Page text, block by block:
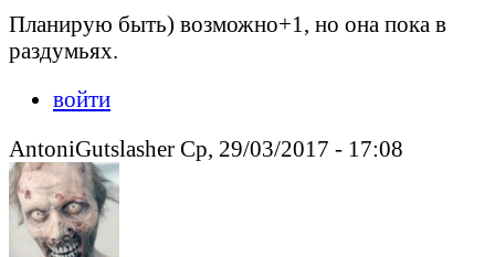
Планирую быть) возможно+1, но она пока в
раздумьях.
войти
AntoniGutslasher Ср, 29/03/2017 - 17:08